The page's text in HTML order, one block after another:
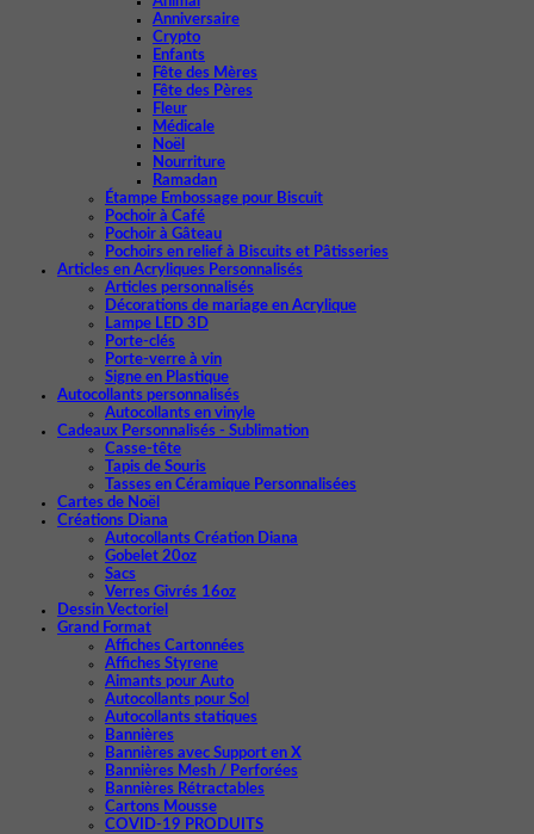
Anniversaire
Crypto
Enfants
Fête des Mères
Fête des Pères
Fleur
Médicale
Noël
Nourriture
Ramadan
Étampe Embossage pour Biscuit
Pochoir à Café
Pochoir à Gâteau
Pochoirs en relief à Biscuits et Pâtisseries
Articles en Acryliques Personnalisés
Articles personnalisés
Décorations de mariage en Acrylique
Lampe LED 3D
Porte-clés
Porte-verre à vin
Signe en Plastique
Autocollants personnalisés
Autocollants en vinyle
Cadeaux Personnalisés - Sublimation
Casse-tête
Tapis de Souris
Tasses en Céramique Personnalisées
Cartes de Noël
Créations Diana
Autocollants Création Diana
Gobelet 20oz
Sacs
Verres Givrés 16oz
Dessin Vectoriel
Grand Format
Affiches Cartonnées
Affiches Styrene
Aimants pour Auto
Autocollants pour Sol
Autocollants statiques
Bannières
Bannières avec Support en X
Bannières Mesh / Perforées
Bannières Rétractables
Cartons Mousse
COVID-19 PRODUITS